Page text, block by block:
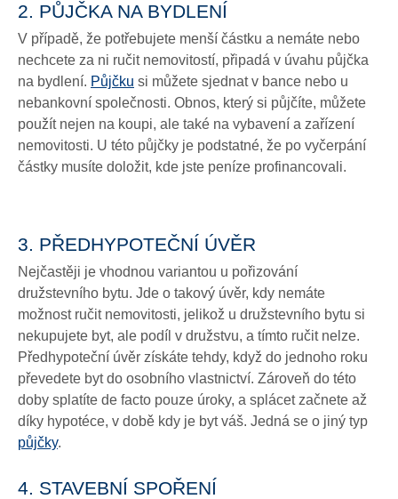
2. PŮJČKA NA BYDLENÍ
V případě, že potřebujete menší částku a nemáte nebo
nechcete za ni ručit nemovitostí, připadá v úvahu půjčka
na bydlení. Půjčku si můžete sjednat v bance nebo u
nebankovní společnosti. Obnos, který si půjčíte, můžete
použít nejen na koupi, ale také na vybavení a zařízení
nemovitosti. U této půjčky je podstatné, že po vyčerpání
částky musíte doložit, kde jste peníze profinancovali.
3. PŘEDHYPOTEČNÍ ÚVĚR
Nejčastěji je vhodnou variantou u pořizování
družstevního bytu. Jde o takový úvěr, kdy nemáte
možnost ručit nemovitosti, jelikož u družstevního bytu si
nekupujete byt, ale podíl v družstvu, a tímto ručit nelze.
Předhypoteční úvěr získáte tehdy, když do jednoho roku
převedete byt do osobního vlastnictví. Zároveň do této
doby splatíte de facto pouze úroky, a splácet začnete až
díky hypotéce, v době kdy je byt váš. Jedná se o jiný typ
půjčky.
4. STAVEBNÍ SPOŘENÍ